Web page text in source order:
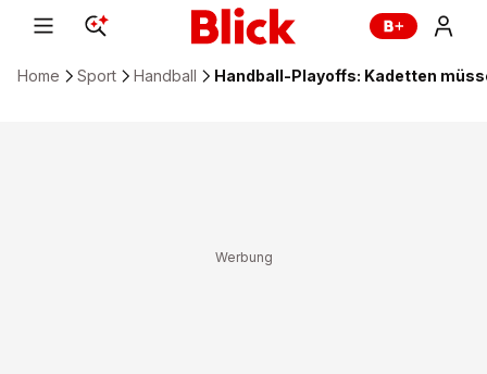
Home Sport Handball Handball-Playoffs: Kadetten